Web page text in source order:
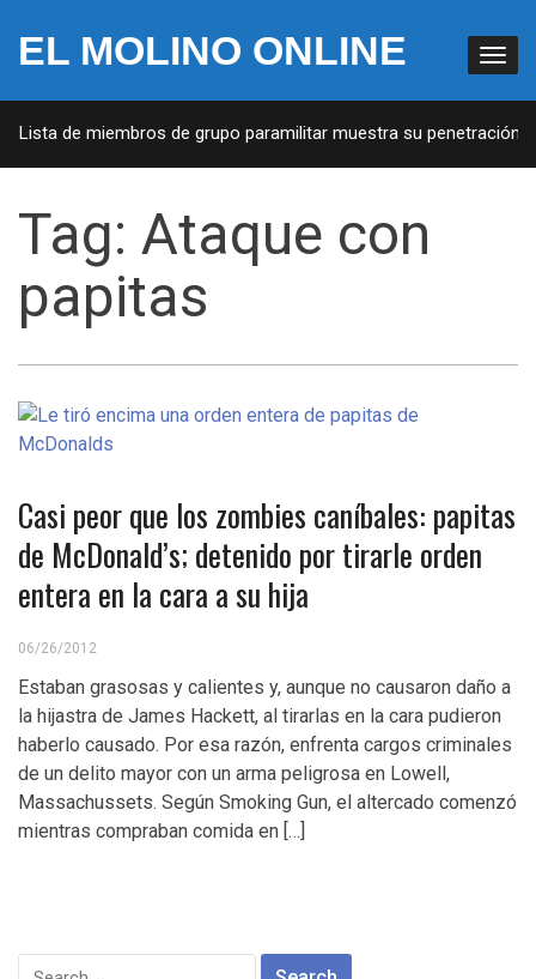
EL MOLINO ONLINE
de miembros de grupo paramilitar muestra su penetración en
Tag: Ataque con
papitas
Casi peor que los zombies caníbales: papitas
de McDonald’s; detenido por tirarle orden
entera en la cara a su hija
06/26/2012
Estaban grasosas y calientes y, aunque no causaron daño a
la hijastra de James Hackett, al tirarlas en la cara pudieron
haberlo causado. Por esa razón, enfrenta cargos criminales
de un delito mayor con un arma peligrosa en Lowell,
Massachussets. Según Smoking Gun, el altercado comenzó
mientras compraban comida en […]
Search